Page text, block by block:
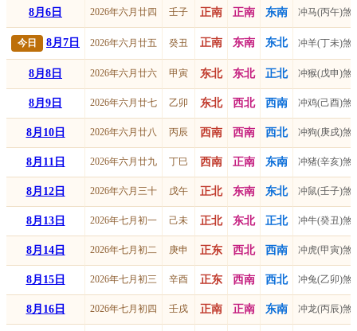
8月6日 2026年六月廿四 壬子 正南 正南 东南 冲马(丙午)煞
今日 8月7日 2026年六月廿五 癸丑 正南 东南 东北 冲羊(丁未)煞
8月8日 2026年六月廿六 甲寅 东北 东北 正北 冲猴(戊申)煞
8月9日 2026年六月廿七 乙卯 东北 西北 西南 冲鸡(己酉)煞
8月10日 2026年六月廿八 丙辰 西南 西南 西北 冲狗(庚戌)煞
8月11日 2026年六月廿九 丁巳 西南 正南 东南 冲猪(辛亥)煞
8月12日 2026年六月三十 戊午 正北 东南 东北 冲鼠(壬子)煞
8月13日 2026年七月初一 己未 正北 东北 正北 冲牛(癸丑)煞
8月14日 2026年七月初二 庚申 正东 西北 西南 冲虎(甲寅)煞
8月15日 2026年七月初三 辛酉 正东 西南 西北 冲兔(乙卯)煞
8月16日 2026年七月初四 壬戌 正南 正南 东南 冲龙(丙辰)煞